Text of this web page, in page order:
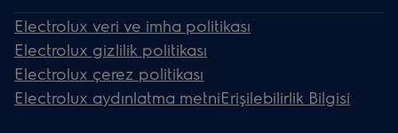
Electrolux veri ve imha politikası
Electrolux gizlilik politikası
Electrolux çerez politikası
Electrolux aydınlatma metniErişilebilirlik Bilgisi